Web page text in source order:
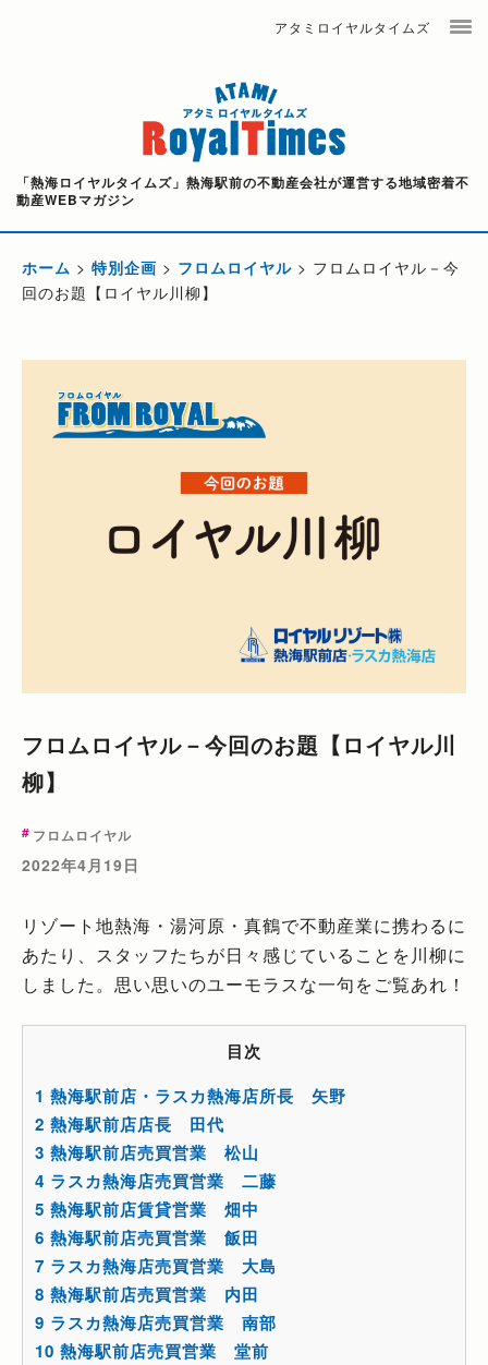
アタミロイヤルタイムズ
「熱海ロイヤルタイムズ」熱海駅前の不動産会社が運営する地域密着不
動産WEBマガジン
ホーム > 特別企画 > フロムロイヤル > フロムロイヤル－今
回のお題【ロイヤル川柳】
フロムロイヤル－今回のお題【ロイヤル川
柳】
フロムロイヤル
2022年4月19日
リゾート地熱海・湯河原・真鶴で不動産業に携わるに
あたり、スタッフたちが日々感じていることを川柳に
しました。思い思いのユーモラスな一句をご覧あれ！
目次
1 熱海駅前店・ラスカ熱海店所長 矢野
2 熱海駅前店店長 田代
3 熱海駅前店売買営業 松山
4 ラスカ熱海店売買営業 二藤
5 熱海駅前店賃貸営業 畑中
6 熱海駅前店売買営業 飯田
7 ラスカ熱海店売買営業 大島
8 熱海駅前店売買営業 内田
9 ラスカ熱海店売買営業 南部
10 熱海駅前店売買営業 堂前